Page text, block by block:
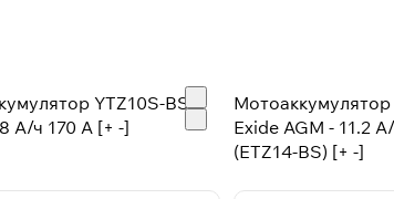
YTZ10S-BS
А/ч 170 A [+ -]
Мотоаккумулятор
Exide AGM - 11.2
(ETZ14-BS) [+ -]